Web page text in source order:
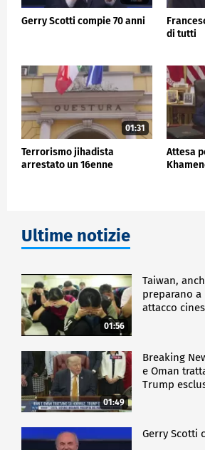
Gerry Scotti compie 70 anni
di tutti
01:31
Terrorismo jihadista
arrestato un 16enne
Attesa
Ultime notizie
01:56
Taiwan,
preparano
attacco
01:49
Breaking
e Oman
Trump
Gerry Scotti